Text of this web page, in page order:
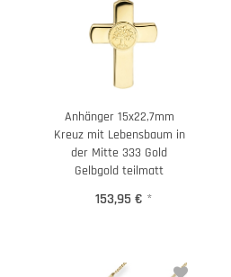
Anhänger 15x22,7mm
Kreuz mit Lebensbaum in
der Mitte 333 Gold
Gelbgold teilmatt
153,95 € *